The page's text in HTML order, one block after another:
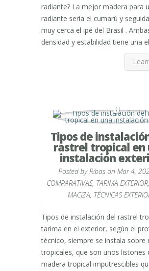
radiante? La mejor madera para
radiante sería el cumarú y
muy cerca el ipé del Brasil .
densidad y estabilidad tiene una
0
Tipos de
rastrel tropical en
instalación
Posted byRibas on Mar 4,
COMPARATIVAS, TARIMA EXTERIOR,
MACIZA, TÉCNICAS
Tipos de instalación del rastrel
tarima en el exterior, según el
técnico, siempre se instala sobre
tropicales, que son unos listones
madera tropical imputrescibles